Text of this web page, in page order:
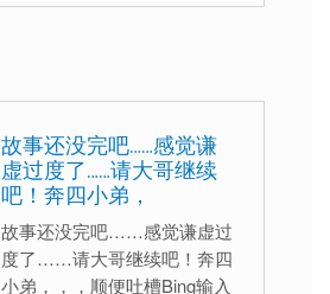
故事还没完吧……感觉谦
虚过度了……请大哥继续
吧！奔四小弟，
故事还没完吧……感觉谦虚过
度了……请大哥继续吧！奔四
小弟，，，顺便吐槽Bing输入